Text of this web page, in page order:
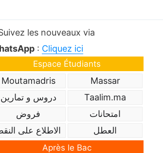
les nouveaux via
: Cliquez ici
Espace Étudiants
Massar
Moutamadris
Taalim.ma
دروس و تمارين
امتحانات
فروض
العطل
الاطلاع على
Après le Bac